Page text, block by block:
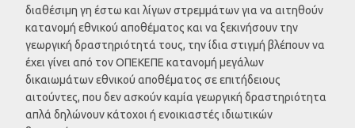
διαθέσιμη γη έστω και λίγων στρεμμάτων για να αιτηθούν
κατανομή εθνικού αποθέματος και να ξεκινήσουν την
γεωργική δραστηριότητά τους, την ίδια στιγμή βλέπουν να
έχει γίνει από τον ΟΠΕΚΕΠΕ κατανομή μεγάλων
δικαιωμάτων εθνικού αποθέματος σε επιτήδειους
αιτούντες, που δεν ασκούν καμία γεωργική δραστηριότητα
απλά δηλώνουν κάτοχοι ή ενοικιαστές ιδιωτικών